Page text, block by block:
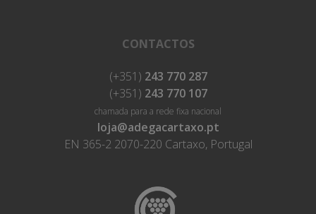
CONTACTOS
(+351) 243 770 287
(+351) 243 770 107
chamada para a rede fixa nacional
loja@adegacartaxo.pt
EN 365-2 2070-220 Cartaxo, Portugal